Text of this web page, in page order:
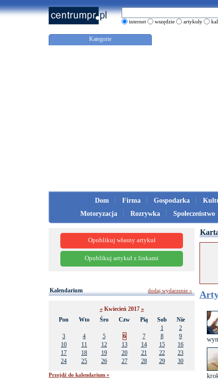
internet wszędzie artykuły
Kategorie
Dom Firma Gospodarka
Motoryzacja
Rozrywka Społeczeństwo
Opublikuj własny artykuł
Opublikuj artykuł z linkami
Kalendarium
«Kwiecień 2017 »
Pon
Wto Śro Czw Pią Sob
Nie
1
2
3
4 5 6 7 8
9
10
11 12 13 14 15
16
17
18 19 20 21 22
23
24
25 26 27 28 29 30
Przejdź do kalendarium »
dodaj wydarzenie »